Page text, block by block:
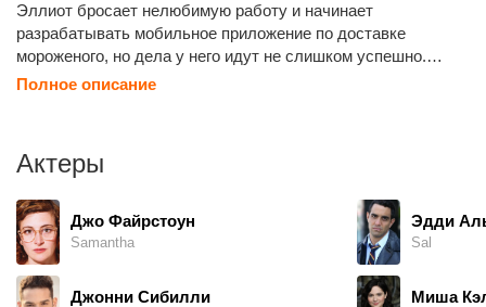
Эллиот бросает нелюбимую работу и начинает
разрабатывать мобильное приложение по доставке
мороженого, но дела у него идут не слишком успешно.
Кимми увлекается комедией и хочет реализовать себя на
приобрести фургон Эллиота. На этом фургоне им
смогут лучше узнать друг друга.
Полное описание
Актеры
Джо Файрстоун
Samantha
Джонни Сибилли
Эдди
Sal
Миша